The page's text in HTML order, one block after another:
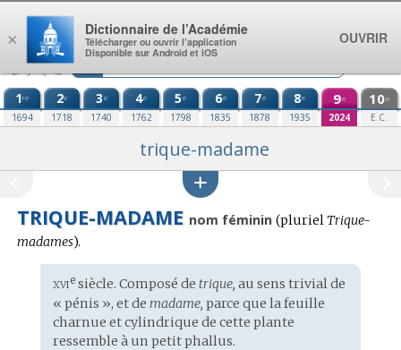
Aller au contenu
1re
1694
2e
1718
3e
1740
4e
1762
5e
1798
6e
1835
7e
1878
8e
1935
9e
2024
10e
E.C.
trique-madame
TRIQUE-MADAME nom féminin (pluriel Trique-
madames).
Étymologie
:
xviesiècle. Composé de trique, au sens trivial de
« pénis », et de madame, parce que la feuille
charnue et cylindrique de cette plante
ressemble à un petit phallus.
×
Dictionnaire de l’Académie
Télécharger ou ouvrir l’application
Disponible sur Android et iOS
OUVRIR